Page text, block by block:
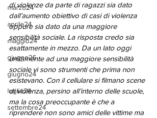
marzo24
aprile24
maggio24
giugno26
giugno24
luglio24
settembre24
di violenze da parte di ragazzi sia dato
dall’aumento obiettivo di casi di violenza
oppure sia dato da una maggiore
sensibilità sociale. La risposta credo sia
esattamente in mezzo. Da un lato oggi
unitamente ad una maggiore sensibilità
sociale vi sono strumenti che prima non
esistevano. Con il cellulare si filmano scene
di violenza, persino all’interno delle scuole,
ma la cosa preoccupante è che a
riprendere non sono amici delle vittime ma